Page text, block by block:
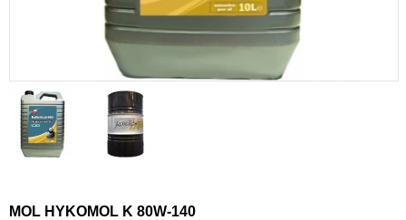
MOL HYKOMOL K 80W-140